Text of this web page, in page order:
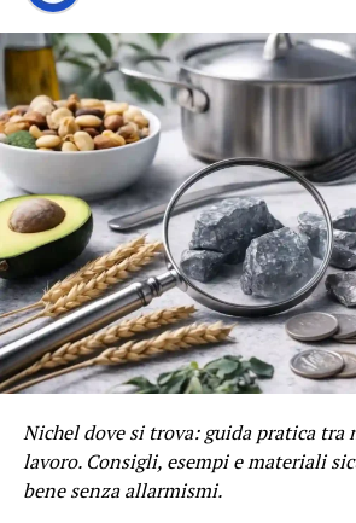
Nichel dove si trova: guida pratica tra
lavoro. Consigli, esempi e materiali
bene senza allarmismi.